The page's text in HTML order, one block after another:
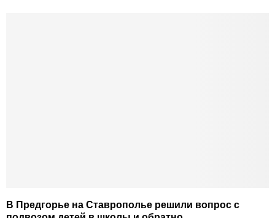
В Предгорье на Ставрополье решили вопрос с